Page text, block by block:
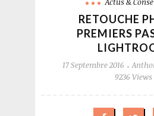
RETOUCHE
PREMIERS
17 Septembre 2016
9236 Views